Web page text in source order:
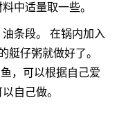
中适量取一些。
条段。 在锅内加入
艇仔粥就做好了。
，可以根据自己爱
自己做。